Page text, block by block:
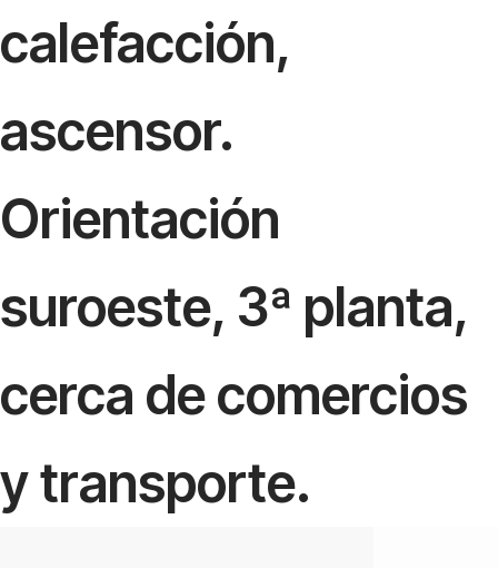
calefacción,
ascensor.
Orientación
suroeste, 3ª planta,
cerca de comercios
y transporte.